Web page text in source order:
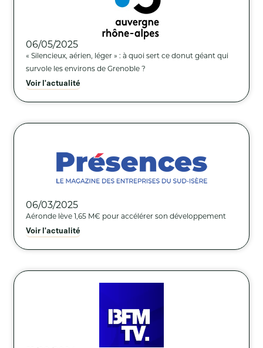
06/05/2025
« Silencieux, aérien, léger » : à quoi sert ce donut géant qui
survole les environs de Grenoble ?
Voir l'actualité
06/03/2025
Aéronde lève 1,65 M€ pour accélérer son développement
Voir l'actualité